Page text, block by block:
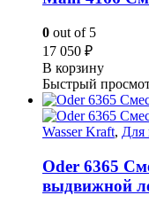
0 out of 5
17 050 ₽
В корзину
Быстрый
Wasser Kraft, Для
Oder 6365
выдвижной